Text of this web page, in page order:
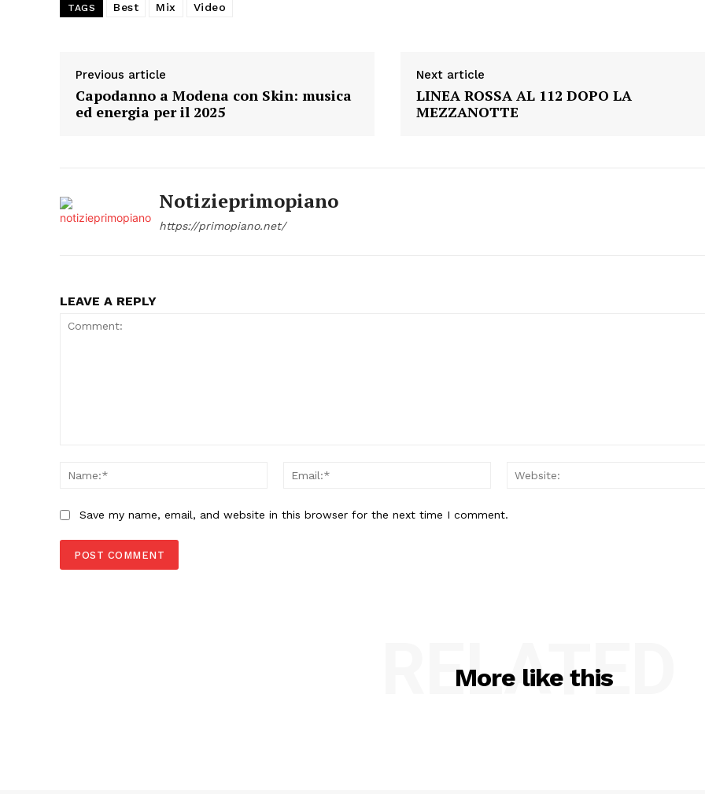
TAGS Best Mix Video
Previous article
Capodanno a Modena con Skin: musica
ed energia per il 2025
Next article
LINEA ROSSA AL 112 DOPO LA
MEZZANOTTE
Notizieprimopiano
https://primopiano.net/
LEAVE A REPLY
Name:*
Email:*
Save my name, email, and website in this browser for the next time I comment.
More like this
RELATED